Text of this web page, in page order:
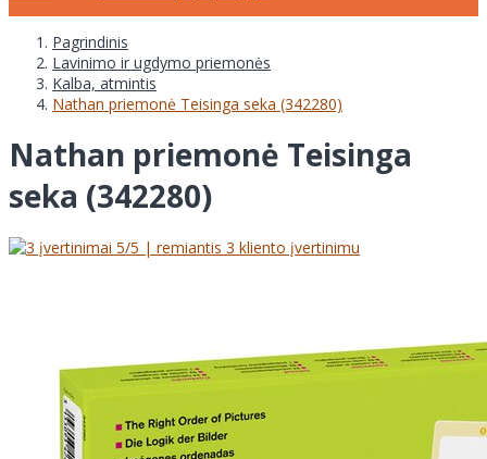
Pagrindinis
Lavinimo ir ugdymo priemonės
Kalba, atmintis
Nathan priemonė Teisinga seka (342280)
Nathan priemonė Teisinga
seka (342280)
5/5 | remiantis 3 kliento įvertinimu